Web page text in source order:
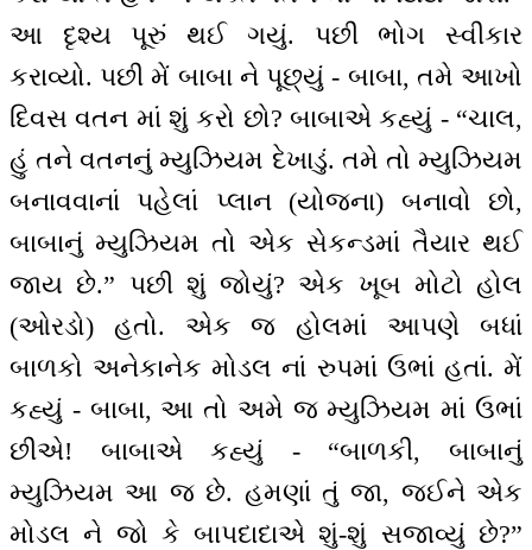
આ દૃશ્ય પૂરું થઈ ગયું. પછી ભોગ સ્વીકાર
કરાવ્યો. પછી મેં બાબા ને પૂછ્યું - બાબા, તમે આખો
દિવસ વતન માં શું કરો છો? બાબાએ કહ્યું - “ચાલ,
હું તને વતનનું મ્યુઝિયમ દેખાડું. તમે તો મ્યુઝિયમ
બનાવવાનાં પહેલાં પ્લાન (યોજના) બનાવો છો,
બાબાનું મ્યુઝિયમ તો એક સેકન્ડમાં તૈયાર થઈ
જાય છે.” પછી શું જોયું? એક ખૂબ મોટો હોલ
(ઓરડો) હતો. એક જ હોલમાં આપણે બધાં
બાળકો અનેકાનેક મોડલ નાં રુપમાં ઉભાં હતાં. મેં
કહ્યું - બાબા, આ તો અમે જ મ્યુઝિયમ માં ઉભાં
છીએ! બાબાએ કહ્યું - “બાળકી, બાબાનું
મ્યુઝિયમ આ જ છે. હમણાં તું જા, જઈને એક
મોડલ ને જો કે બાપદાદાએ શું-શું સજાવ્યું છે?”